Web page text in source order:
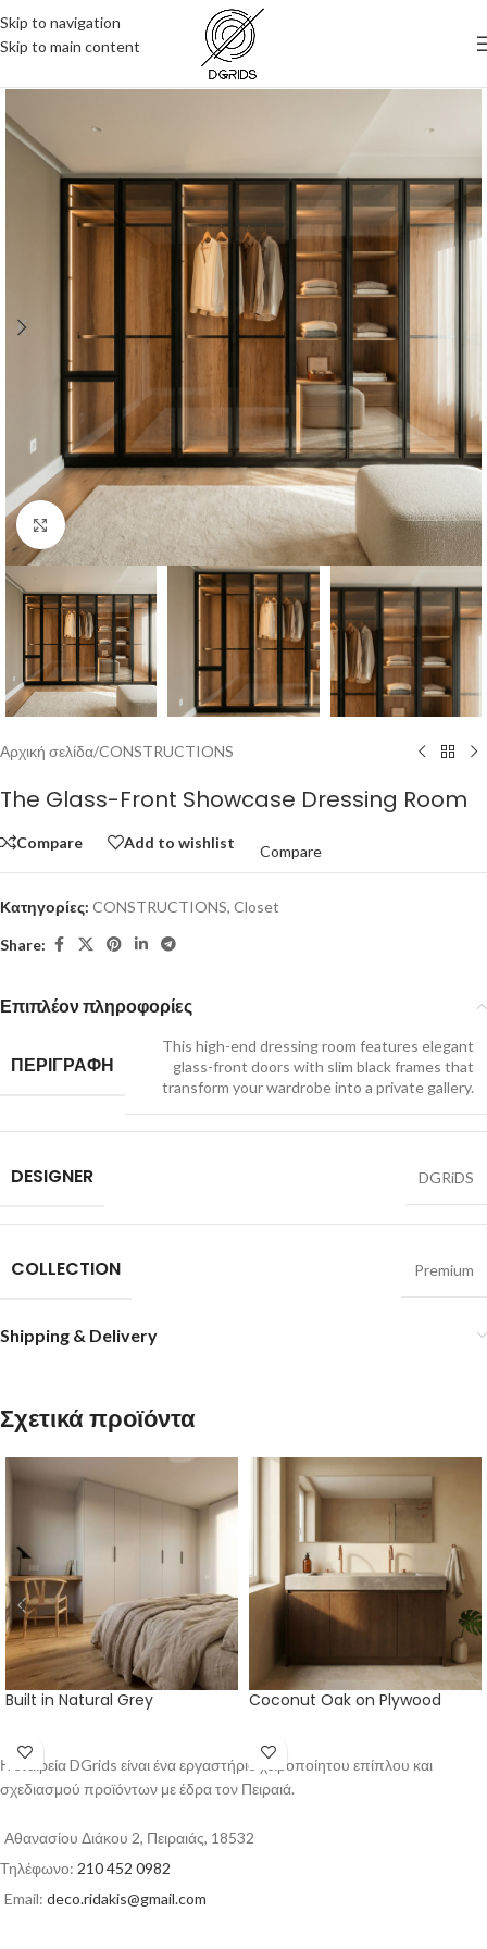
Skip to navigation
Skip to main content
Click to enlarge
Αρχική σελίδα/CONSTRUCTIONS
The Glass-Front Showcase Dressing Room
Compare Add to wishlist
Compare
Κατηγορίες: CONSTRUCTIONS, Closet
Share:
Επιπλέον πληροφορίες
ΠΕΡΙΓΡΑΦΗ
This high-end dressing room features elegant
glass-front doors with slim black frames that
transform your wardrobe into a private gallery.
DESIGNER DGRiDS
COLLECTION Premium
Shipping & Delivery
Σχετικά προϊόντα
Built in Natural Grey Coconut Oak on Plywood
Η εταιρεία DGrids είναι ένα εργαστήριο χειροποίητου επίπλου και
σχεδιασμού προϊόντων με έδρα τον Πειραιά.
Αθανασίου Διάκου 2, Πειραιάς, 18532
Τηλέφωνο: 210 452 0982
Email: deco.ridakis@gmail.com